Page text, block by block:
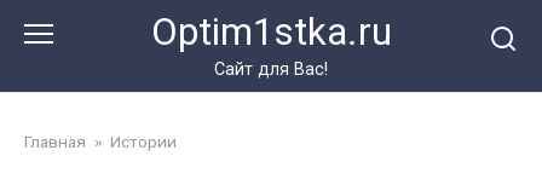
Optim1stka.ru
Сайт для Вас!
Главная » Истории